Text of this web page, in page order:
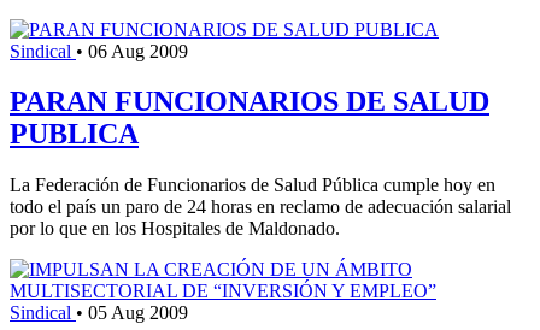
Sindical • 06 Aug 2009
PARAN FUNCIONARIOS DE SALUD
PUBLICA
La Federación de Funcionarios de Salud Pública cumple hoy en
todo el país un paro de 24 horas en reclamo de adecuación salarial
por lo que en los Hospitales de Maldonado.
Sindical • 05 Aug 2009